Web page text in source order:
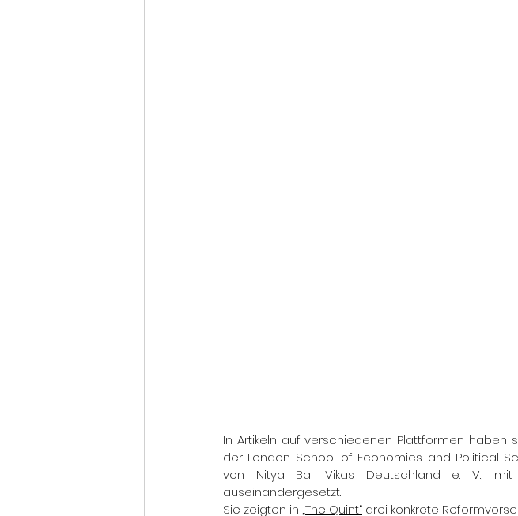
In Artikeln auf verschiedenen Plattformen haben
der London School of Economics and Political
von Nitya Bal Vikas Deutschland e. V.,
auseinandergesetzt.
Sie zeigten in „The Quint“ drei konkrete